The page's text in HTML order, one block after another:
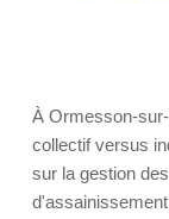
À Ormesson-
collectif versus
sur la gestion